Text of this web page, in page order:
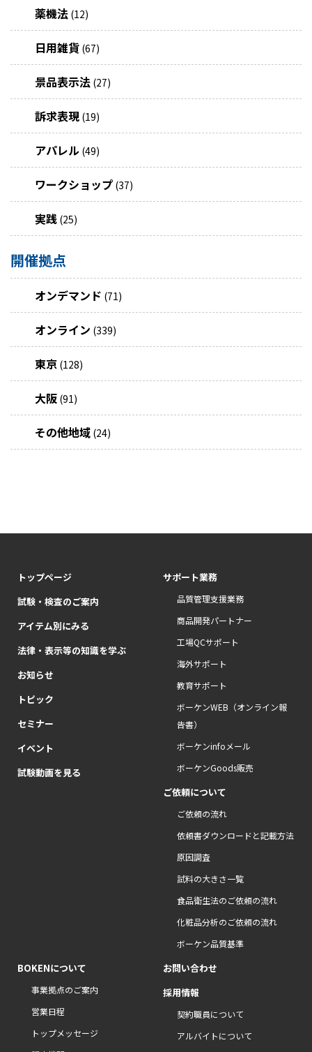
薬機法 (12)
日用雑貨 (67)
景品表示法 (27)
訴求表現 (19)
アパレル (49)
ワークショップ (37)
実践 (25)
開催拠点
オンデマンド (71)
オンライン (339)
東京 (128)
大阪 (91)
その他地域 (24)
トップページ
試験・検査のご案内
アイテム別にみる
法律・表示等の知識を学ぶ
お知らせ
トピック
セミナー
イベント
試験動画を見る
サポート業務
品質管理支援業務
商品開発パートナー
工場QCサポート
海外サポート
教育サポート
ボーケンWEB（オンライン報
告書）
ボーケンinfoメール
ボーケンGoods販売
ご依頼について
ご依頼の流れ
依頼書ダウンロードと記載方法
原因調査
試料の大きさ一覧
食品衛生法のご依頼の流れ
化粧品分析のご依頼の流れ
ボーケン品質基準
BOKENについて
事業拠点のご案内
営業日程
トップメッセージ
お問い合わせ
採用情報
契約職員について
アルバイトについて